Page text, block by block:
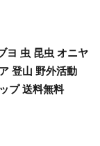
ヨ 虫 昆虫 オニヤ
登山 野外活動
プ 送料無料